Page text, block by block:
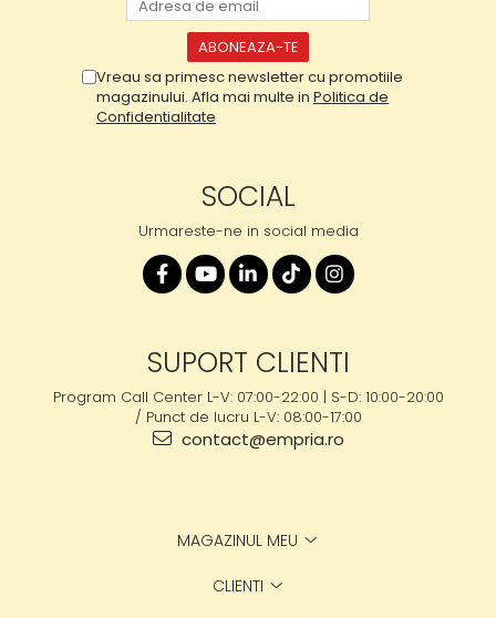
Vreau sa primesc newsletter cu promotiile
magazinului. Afla mai multe in Politica de
Confidentialitate
SOCIAL
Urmareste-ne in social media
SUPORT CLIENTI
Program Call Center L-V: 07:00-22:00 | S-D: 10:00-20:00
/ Punct de lucru L-V: 08:00-17:00
contact@empria.ro
MAGAZINUL MEU
CLIENTI